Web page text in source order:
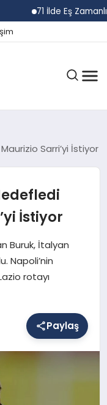
71 İlde Eş Zamanlı
Sarri’yi İstiyor
İstiyor
Buruk, İtalyan
Napoli’nin
rotayı
Paylaş